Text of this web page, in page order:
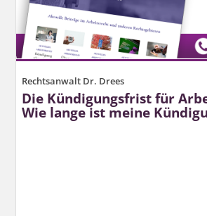
Rechtsanwalt Dr. Drees
Die Kündigungsfrist für
Wie lange ist meine